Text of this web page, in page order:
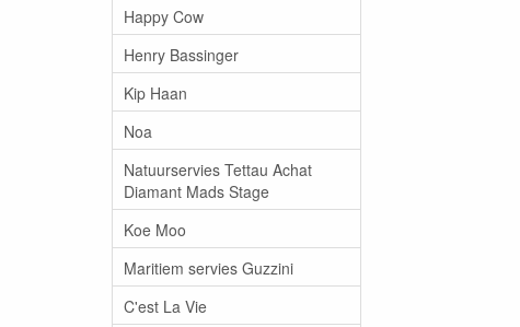
Happy Cow
Henry Bassinger
Kip Haan
Noa
Natuurservies Tettau Achat
Diamant Mads Stage
Koe Moo
Maritiem servies Guzzini
C'est La Vie